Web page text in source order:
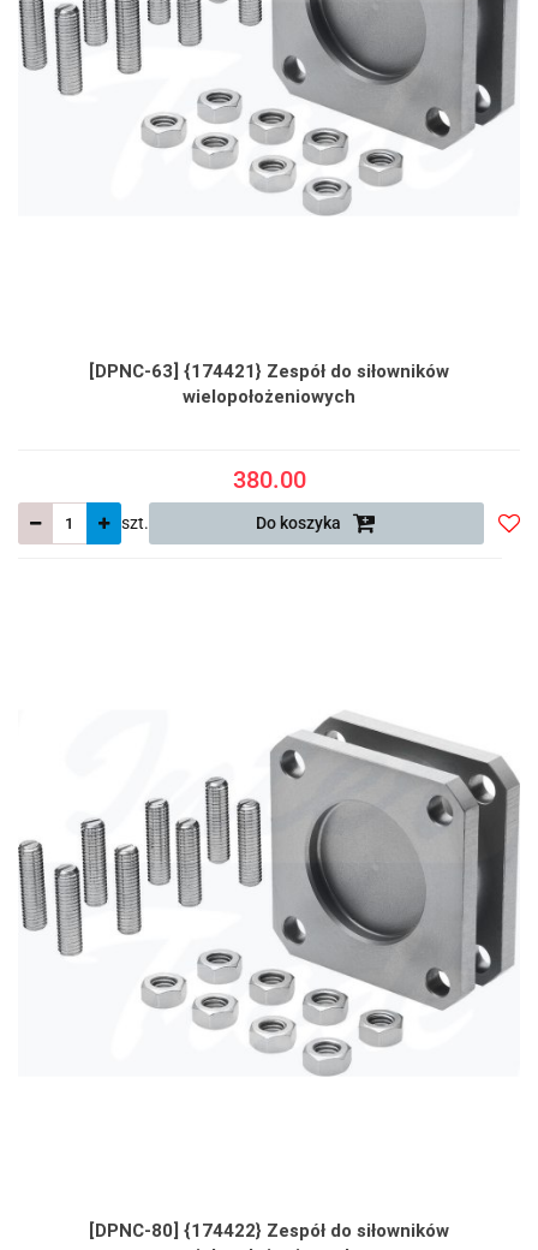
[DPNC-63] {174421} Zespół do siłowników
wielopołożeniowych
380.00
szt. Do koszyka
[DPNC-80] {174422} Zespół do siłowników